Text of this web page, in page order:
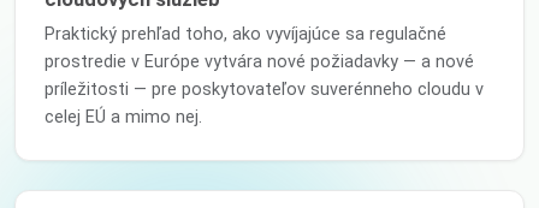
Praktický prehľad toho, ako vyvíjajúce sa regulačné
prostredie v Európe vytvára nové požiadavky — a nové
príležitosti — pre poskytovateľov suverénneho cloudu v
celej EÚ a mimo nej.